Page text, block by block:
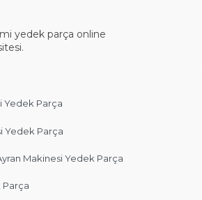
yedek parça online
Yedek Parça
Yedek Parça
Makinesi Yedek Parça
Parça